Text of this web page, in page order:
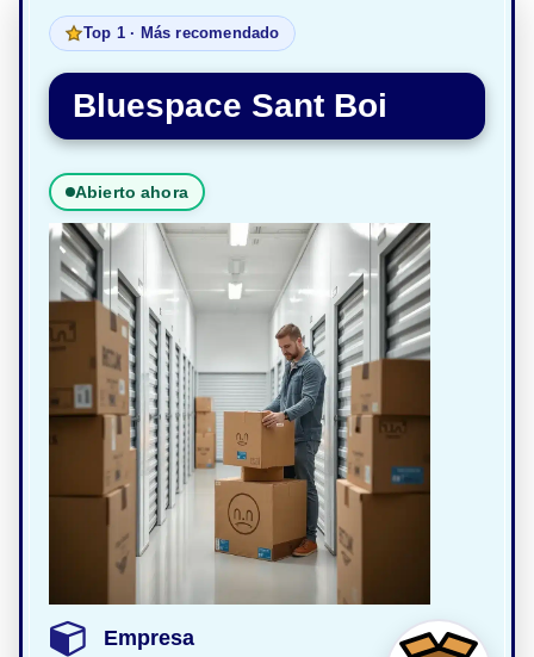
Top 1 · Más recomendado
Bluespace Sant Boi
Abierto ahora
Empresa